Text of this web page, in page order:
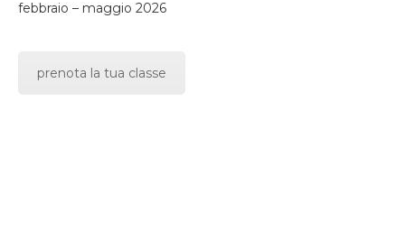
febbraio – maggio 2026
prenota la tua classe